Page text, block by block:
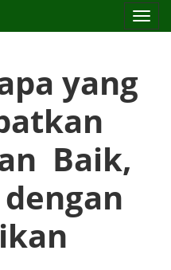
Toggle
yang
Baik,